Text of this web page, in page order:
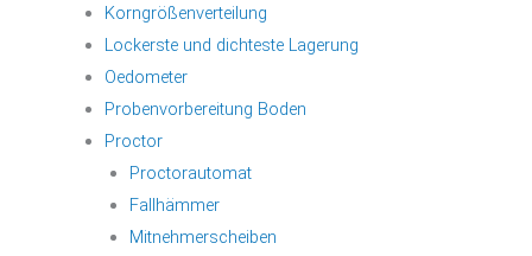
Korngrößenverteilung
Lockerste und dichteste Lagerung
Oedometer
Probenvorbereitung Boden
Proctor
Proctorautomat
Fallhämmer
Mitnehmerscheiben